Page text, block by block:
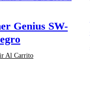
Genius SW-
Al Carrito